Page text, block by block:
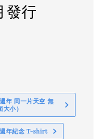
發行
年 同一片天空 無
小）
年紀念 T-shirt